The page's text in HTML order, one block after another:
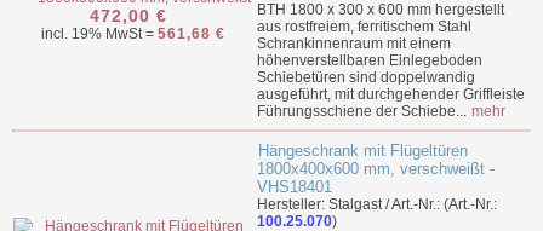
472,00 €
incl. 19% MwSt = 561,68 €
BTH 1800 x 300 x 600 mm hergestellt
aus rostfreiem, ferritischem Stahl
Schrankinnenraum mit einem
höhenverstellbaren Einlegeboden
Schiebetüren sind doppelwandig
ausgeführt, mit durchgehender Griffleiste
Führungsschiene der Schiebe... mehr
Hängeschrank mit Flügeltüren
1800x400x600 mm, verschweißt -
VHS18401
Hersteller: Stalgast / Art.-Nr.: (Art.-Nr.:
100.25.070)